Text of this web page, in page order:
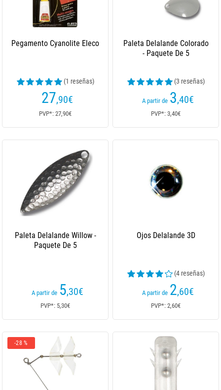
Pegamento Cyanolite Eleco
(1 reseñas)
27,90€
PVP*: 27,90€
Paleta Delalande Colorado
- Paquete De 5
(3 reseñas)
A partir de 3,40€
PVP*: 3,40€
Paleta Delalande Willow -
Paquete De 5
A partir de 5,30€
PVP*: 5,30€
Ojos Delalande 3D
(4 reseñas)
A partir de 2,60€
PVP*: 2,60€
-28 %